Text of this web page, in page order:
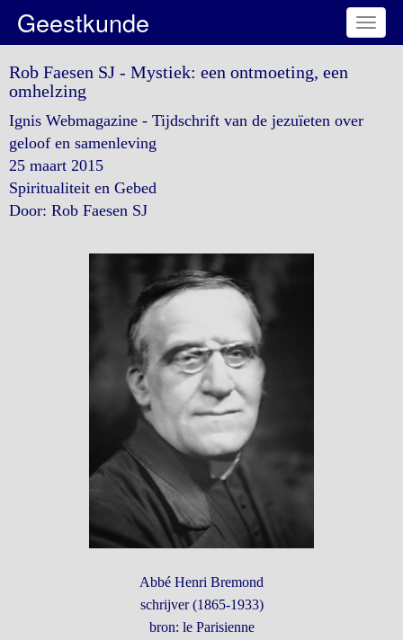
Toggle
Geestkunde
Rob Faesen SJ - Mystiek: een ontmoeting, een
omhelzing
Ignis Webmagazine - Tijdschrift van de jezuïeten over
geloof en samenleving
25 maart 2015
Spiritualiteit en Gebed
Door: Rob Faesen SJ
Abbé Henri Bremond
schrijver (1865-1933)
bron: le Parisienne